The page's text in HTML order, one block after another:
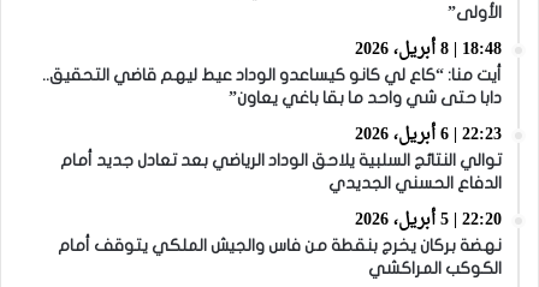
الأولى”
18:48 | 8 أبريل، 2026
أيت منا: “كاع لي كانو كيساعدو الوداد عيط ليهم قاضي التحقيق..
دابا حتى شي واحد ما بقا باغي يعاون”
22:23 | 6 أبريل، 2026
توالي النتائج السلبية يلاحق الوداد الرياضي بعد تعادل جديد أمام
الدفاع الحسني الجديدي
22:20 | 5 أبريل، 2026
نهضة بركان يخرج بنقطة من فاس والجيش الملكي يتوقف أمام
الكوكب المراكشي